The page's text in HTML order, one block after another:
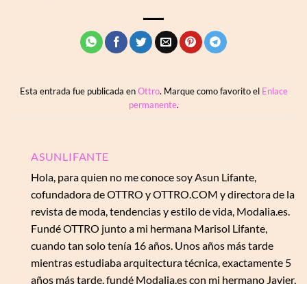
Esta entrada fue publicada enOttro. Marque como favorito el Enlace
permanente.
ASUNLIFANTE
Hola, para quien no me conoce soy Asun Lifante,
cofundadora de OTTRO y OTTRO.COM y directora de la
revista de moda, tendencias y estilo de vida, Modalia.es.
Fundé OTTRO junto a mi hermana Marisol Lifante,
cuando tan solo tenía 16 años. Unos años más tarde
mientras estudiaba arquitectura técnica, exactamente 5
años más tarde, fundé Modalia.es con mi hermano Javier,